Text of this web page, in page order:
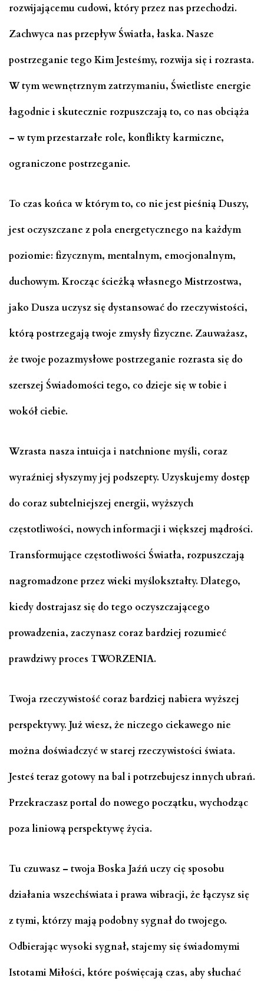
rozwijającemu cudowi, który przez nas przechodzi.
Zachwyca nas przepływ Światła, łaska. Nasze
postrzeganie tego Kim Jesteśmy, rozwija się i rozrasta.
W tym wewnętrznym zatrzymaniu, Świetliste energie
łagodnie i skutecznie rozpuszczają to, co nas obciąża
– w tym przestarzałe role, konflikty karmiczne,
ograniczone postrzeganie.
To czas końca w którym to, co nie jest pieśnią Duszy,
jest oczyszczane z pola energetycznego na każdym
poziomie: fizycznym, mentalnym, emocjonalnym,
duchowym. Krocząc ścieżką własnego Mistrzostwa,
jako Dusza uczysz się dystansować do rzeczywistości,
którą postrzegają twoje zmysły fizyczne. Zauważasz,
że twoje pozazmysłowe postrzeganie rozrasta się do
szerszej Świadomości tego, co dzieje się w tobie i
wokół ciebie.
Wzrasta nasza intuicja i natchnione myśli, coraz
wyraźniej słyszymy jej podszepty. Uzyskujemy dostęp
do coraz subtelniejszej energii, wyższych
częstotliwości, nowych informacji i większej mądrości.
Transformujące częstotliwości Światła, rozpuszczają
nagromadzone przez wieki myślokształty. Dlatego,
kiedy dostrajasz się do tego oczyszczającego
prowadzenia, zaczynasz coraz bardziej rozumieć
prawdziwy proces TWORZENIA.
Twoja rzeczywistość coraz bardziej nabiera wyższej
perspektywy. Już wiesz, że niczego ciekawego nie
można doświadczyć w starej rzeczywistości świata.
Jesteś teraz gotowy na bal i potrzebujesz innych ubrań.
Przekraczasz portal do nowego początku, wychodząc
poza liniową perspektywę życia.
Tu czuwasz – twoja Boska Jaźń uczy cię sposobu
działania wszechświata i prawa wibracji, że łączysz się
z tymi, którzy mają podobny sygnał do twojego.
Odbierając wysoki sygnał, stajemy się świadomymi
Istotami Miłości, które poświęcają czas, aby słuchać